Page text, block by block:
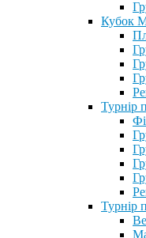
Кубок
Турнір
Турнір